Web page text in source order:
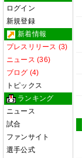
ログイン
新規登録
新着情報
プレスリリース (3)
ニュース (36)
ブログ (4)
トピックス
ランキング
ニュース
試合
ファンサイト
選手公式